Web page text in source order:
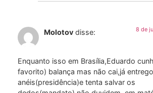
Molotov disse: 8 de
Enquanto isso em Brasília,Eduardo
favorito) balança mas não cai,já
anéis(presidência)e tenta salvar os